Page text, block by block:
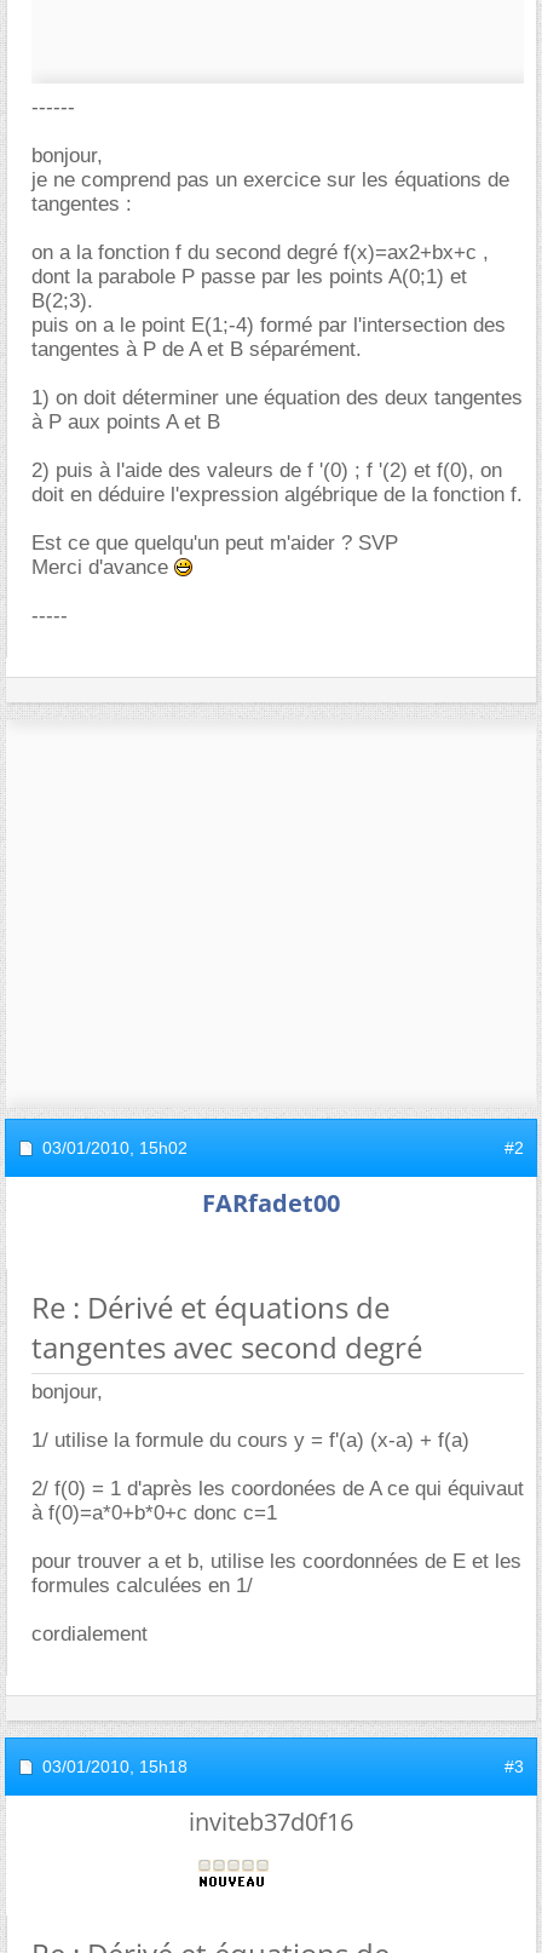
------
bonjour,
je ne comprend pas un exercice sur les équations de
tangentes :
on a la fonction f du second degré f(x)=ax2+bx+c ,
dont la parabole P passe par les points A(0;1) et
B(2;3).
puis on a le point E(1;-4) formé par l'intersection des
tangentes à P de A et B séparément.
1) on doit déterminer une équation des deux tangentes
à P aux points A et B
2) puis à l'aide des valeurs de f '(0) ; f '(2) et f(0), on
doit en déduire l'expression algébrique de la fonction f.
Est ce que quelqu'un peut m'aider ? SVP
Merci d'avance
-----
03/01/2010, 15h02 #2
FARfadet00
Re : Dérivé et équations de
tangentes avec second degré
bonjour,
1/ utilise la formule du cours y = f'(a) (x-a) + f(a)
2/ f(0) = 1 d'après les coordonées de A ce qui équivaut
à f(0)=a*0+b*0+c donc c=1
pour trouver a et b, utilise les coordonnées de E et les
formules calculées en 1/
cordialement
03/01/2010, 15h18 #3
inviteb37d0f16